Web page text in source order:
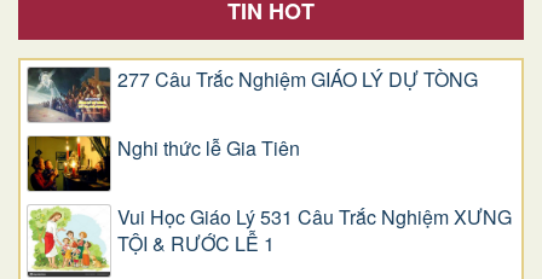
TIN HOT
277 Câu Trắc Nghiệm GIÁO LÝ DỰ TÒNG
Nghi thức lễ Gia Tiên
Vui Học Giáo Lý 531 Câu Trắc Nghiệm XƯNG
TỘI & RƯỚC LỄ 1